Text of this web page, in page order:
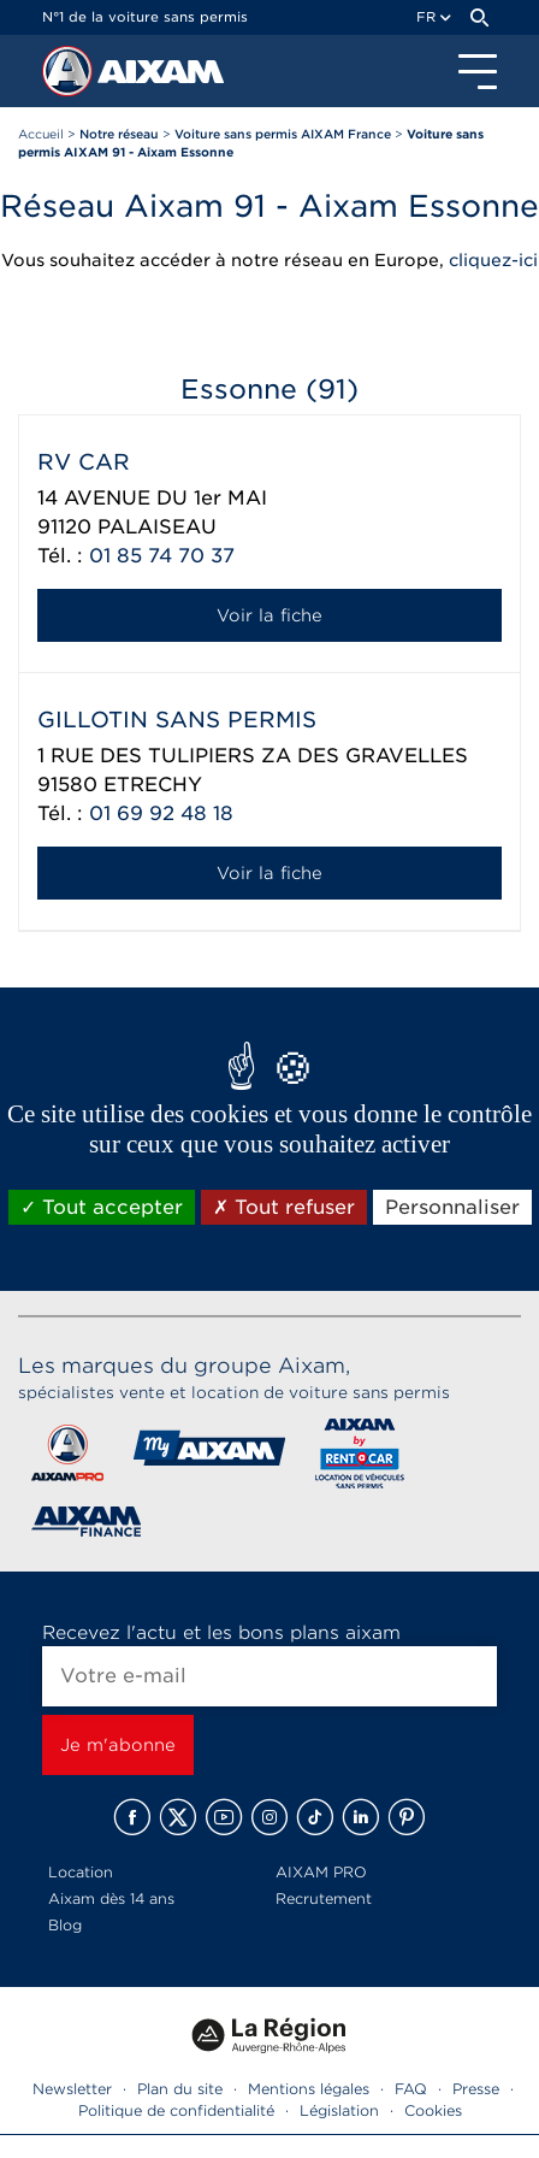
N°1 de la voiture sans permis FR
Accueil > Notre réseau > Voiture sans permis AIXAM France > Voiture sans
permis AIXAM 91 - Aixam Essonne
Réseau Aixam 91 - Aixam Essonne
Vous souhaitez accéder à notre réseau en Europe, cliquez-ici
Essonne (91)
RV CAR
14 AVENUE DU 1er MAI
91120 PALAISEAU
Tél. : 01 85 74 70 37
Voir la fiche
GILLOTIN SANS PERMIS
1 RUE DES TULIPIERS ZA DES GRAVELLES
91580 ETRECHY
Tél. : 01 69 92 48 18
Voir la fiche
Les marques du groupe Aixam,
spécialistes vente et location de voiture sans permis
Recevez l'actu et les bons plans aixam
Location
AIXAM PRO
Aixam dès 14 ans
Recrutement
Blog
Newsletter · Plan du site · Mentions légales · FAQ · Presse
·
Politique de confidentialité
· Législation · Cookies
Panneau de gestion des cookies
Ce site utilise des cookies et vous donne le contrôle
sur ceux que vous souhaitez activer
Tout accepter Tout refuser Personnaliser